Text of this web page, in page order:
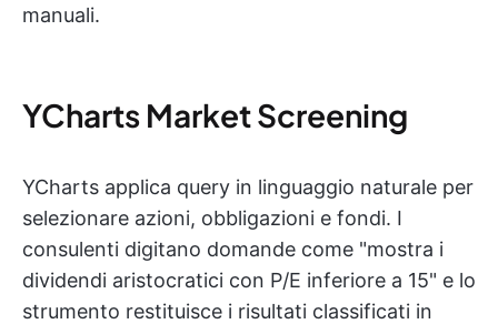
manuali.
YCharts Market Screening
YCharts applica query in linguaggio naturale per
selezionare azioni, obbligazioni e fondi. I
consulenti digitano domande come "mostra i
dividendi aristocratici con P/E inferiore a 15" e lo
strumento restituisce i risultati classificati in